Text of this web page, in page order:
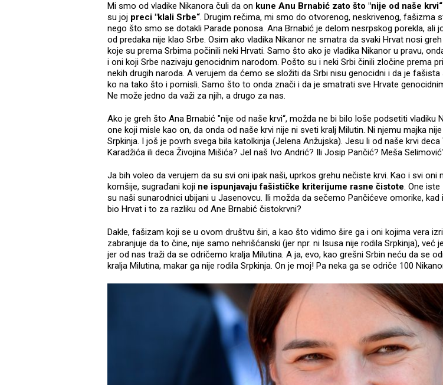
Mi smo od vladike Nikanora čuli da on kune Anu Brnabić zato što "nije od naše krvi“
su joj preci "klali Srbe“. Drugim rečima, mi smo do otvorenog, neskrivenog, fašizma
nego što smo se dotakli Parade ponosa. Ana Brnabić je delom nesrpskog porekla, ali
od predaka nije klao Srbe. Osim ako vladika Nikanor ne smatra da svaki Hrvat nosi
koje su prema Srbima počinili neki Hrvati. Samo što ako je vladika Nikanor u pravu,
i oni koji Srbe nazivaju genocidnim narodom. Pošto su i neki Srbi činili zločine prema
nekih drugih naroda. A verujem da ćemo se složiti da Srbi nisu genocidni i da je
ko na tako što i pomisli. Samo što to onda znači i da je smatrati sve Hrvate
Ne može jedno da važi za njih, a drugo za nas.
Ako je greh što Ana Brnabić "nije od naše krvi“, možda ne bi bilo loše podsetiti vladiku
one koji misle kao on, da onda od naše krvi nije ni sveti kralj Milutin. Ni njemu majka
Srpkinja. I još je povrh svega bila katolkinja (Jelena Anžujska). Jesu li od naše krvi deca
Karadžića ili deca Živojina Mišića? Jel naš Ivo Andrić? Ili Josip Pančić? Meša
Ja bih voleo da verujem da su svi oni ipak naši, uprkos grehu nečiste krvi. Kao i svi oni
komšije, sugrađani koji ne ispunjavaju fašističke kriterijume rasne čistote. One
su naši sunarodnici ubijani u Jasenovcu. Ili možda da sečemo Pančićeve omorike, kad
bio Hrvat i to za razliku od Ane Brnabić čistokrvni?
Dakle, fašizam koji se u ovom društvu širi, a kao što vidimo šire ga i oni kojima vera
zabranjuje da to čine, nije samo nehrišćanski (jer npr. ni Isusa nije rodila Srpkinja), već
jer od nas traži da se odričemo kralja Milutina. A ja, evo, kao grešni Srbin neću da se
kralja Milutina, makar ga nije rodila Srpkinja. On je moj! Pa neka ga se odriče 100